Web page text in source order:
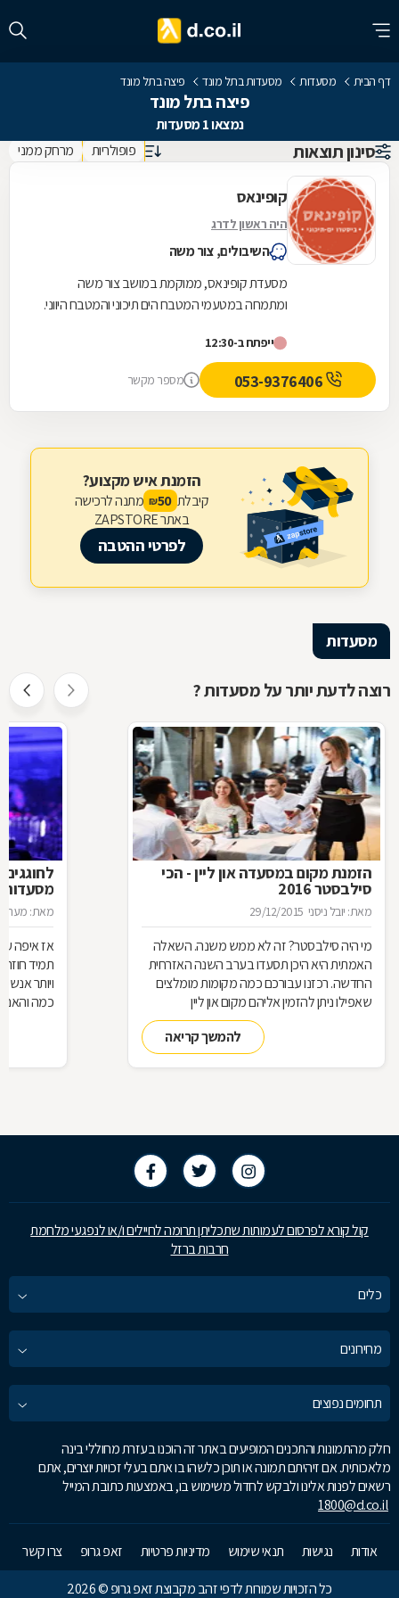
דף הבית מסעדות מסעדות בתל מונד פיצה בתל מונד
פיצה בתל מונד
נמצאו 1 מסעדות
סינון תוצאות פופולריות מרחק ממני
קופינאס
היה ראשון לדרג
השיבולים, צור משה
מסעדת קופינאס, ממוקמת במושב צור משה
ומתמחה במטעמי המטבח הים תיכוני והמטבח היווני.
עשירים וצבעוניים...
ייפתח ב-12:30
מספר מקשר
הזמנת איש מקצוע?
קיבלת 50
₪ מתנה לרכישה
באתר ZAPSTORE
לפרטי ההטבה
מסעדות
רוצה לדעת יותר על מסעדות ?
הזמנת מקום במסעדה און ליין - הכי
סילבסטר 2016
מאת: יובל ניסני 29/12/2015
מי היה סילבסטר? זה לא ממש משנה. השאלה
האמתית היא היכן תסעדו בערב השנה האזרחית
החדשה. רכזנו עבורכם כמה מקומות מומלצים
שאפילו ניתן להזמין אליהם מקום און ליין
להמשך קריאה
מסעדות
מאת:
אז איפה
תמיד
ויותר
כמה והאם
קול קורא לפרסום לעמותות שתכליתן תרומה לחיילים ו/או לנפגעי מלחמת
חרבות ברזל
כלים
מחירונים
תחומים נפוצים
חלק מהתמונות והתכנים המופיעים באתר זה הוכנו בעזרת מחוללי בינה
מלאכותית. אם זיהיתם תמונה או תוכן כלשהו בו אתם בעלי זכויות יוצרים, אתם
רשאים לפנות אלינו ולבקש לחדול משימוש בו, באמצעות כתובת המייל
1800@d.co.il
אודות נגישות תנאי שימוש מדיניות פרטיות זאפ גרופ
צרו קשר
כל הזכויות שמורות לדפי זהב מקבוצת זאפ גרופ © 2026